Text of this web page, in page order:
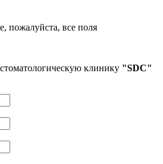
пожалуйста, все поля
клинику "SDC"